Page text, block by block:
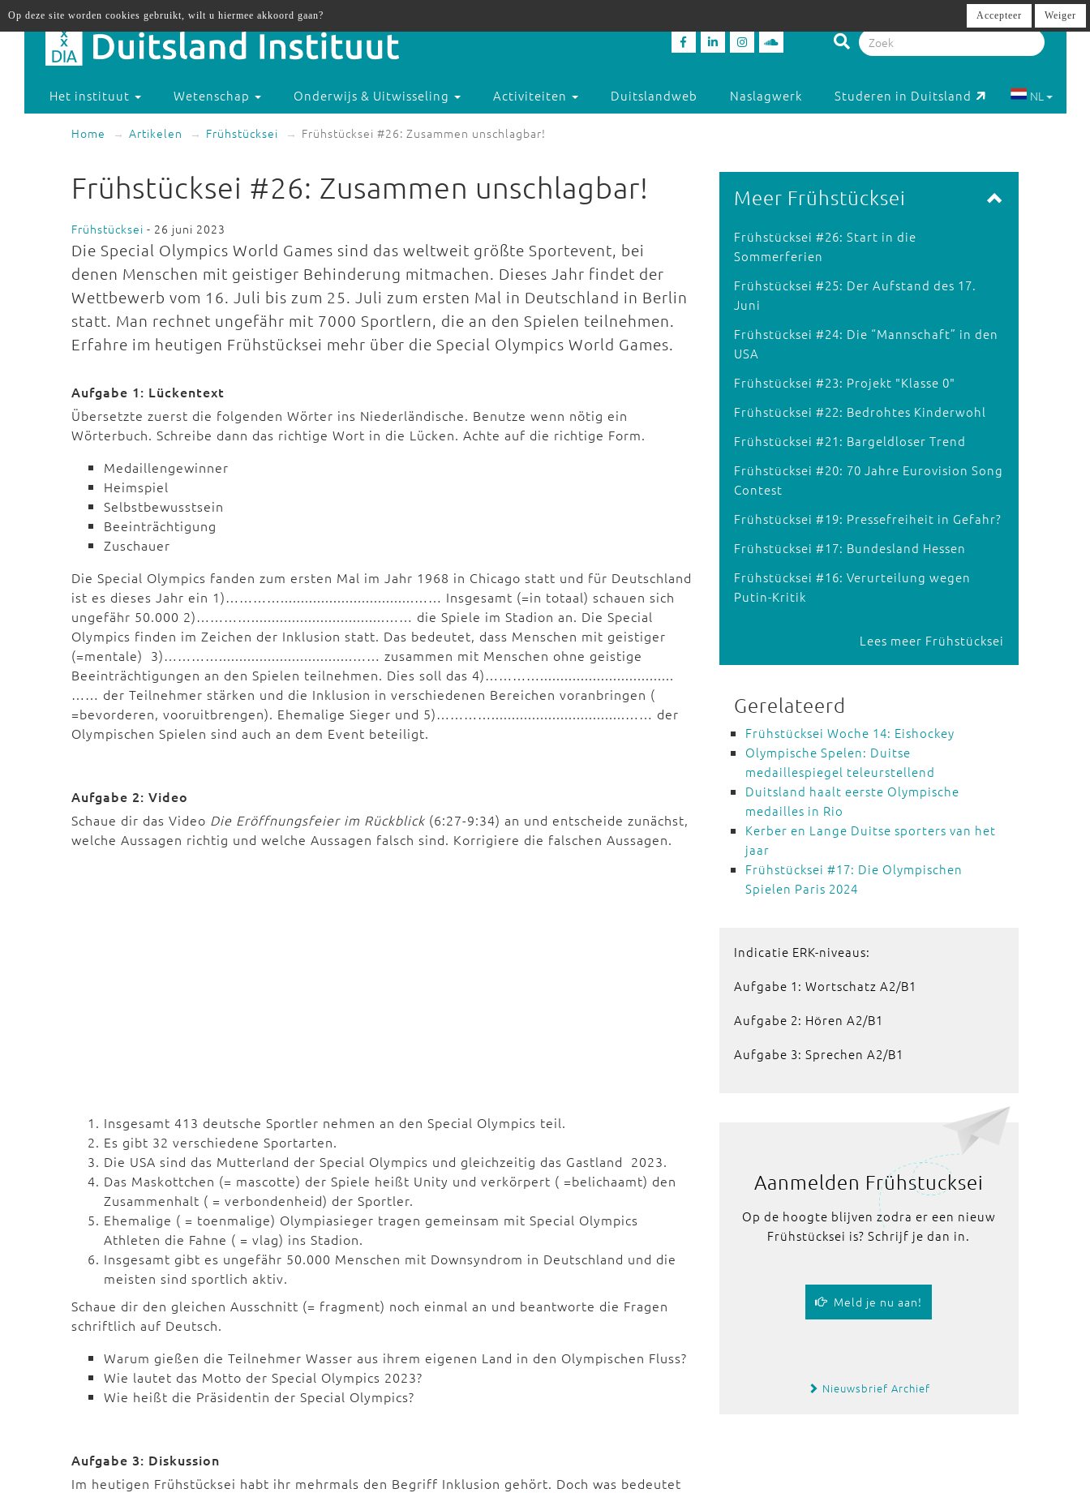
Het instituut Wetenschap Onderwijs & Uitwisseling Activiteiten Duitslandweb Naslagwerk Studeren in Duitsland NL
Home Artikelen Frühstücksei Frühstücksei #26: Zusammen unschlagbar!
Frühstücksei #26: Zusammen unschlagbar!
Frühstücksei - 26 juni 2023
Die Special Olympics World Games sind das weltweit größte Sportevent, bei
denen Menschen mit geistiger Behinderung mitmachen. Dieses Jahr findet der
Wettbewerb vom 16. Juli bis zum 25. Juli zum ersten Mal in Deutschland in Berlin
statt. Man rechnet ungefähr mit 7000 Sportlern, die an den Spielen teilnehmen.
Erfahre im heutigen Frühstücksei mehr über die Special Olympics World Games.
Aufgabe 1: Lückentext
Übersetzte zuerst die folgenden Wörter ins Niederländische. Benutze wenn nötig ein
Wörterbuch. Schreibe dann das richtige Wort in die Lücken. Achte auf die richtige Form.
Medaillengewinner
Heimspiel
Selbstbewusstsein
Beeinträchtigung
Zuschauer
Die Special Olympics fanden zum ersten Mal im Jahr 1968 in Chicago statt und für Deutschland
ist es dieses Jahr ein 1)………….................................…… Insgesamt (=in totaal) schauen sich
ungefähr 50.000 2)………….................................…… die Spiele im Stadion an. Die Special
Olympics finden im Zeichen der Inklusion statt. Das bedeutet, dass Menschen mit geistiger
(=mentale) 3)………….................................…… zusammen mit Menschen ohne geistige
Beeinträchtigungen an den Spielen teilnehmen. Dies soll das 4)………….................................
…… der Teilnehmer stärken und die Inklusion in verschiedenen Bereichen voranbringen (
=bevorderen, vooruitbrengen). Ehemalige Sieger und 5)………….................................…… der
Olympischen Spielen sind auch an dem Event beteiligt.
Aufgabe 2: Video
Schaue dir das Video Die Eröffnungsfeier im Rückblick (6:27-9:34) an und entscheide zunächst,
welche Aussagen richtig und welche Aussagen falsch sind. Korrigiere die falschen Aussagen.
Insgesamt 413 deutsche Sportler nehmen an den Special Olympics teil.
Es gibt 32 verschiedene Sportarten.
Die USA sind das Mutterland der Special Olympics und gleichzeitig das Gastland 2023.
Das Maskottchen (= mascotte) der Spiele heißt Unity und verkörpert ( =belichaamt) den
Zusammenhalt ( = verbondenheid) der Sportler.
Ehemalige ( = toenmalige) Olympiasieger tragen gemeinsam mit Special Olympics
Athleten die Fahne ( = vlag) ins Stadion.
Insgesamt gibt es ungefähr 50.000 Menschen mit Downsyndrom in Deutschland und die
meisten sind sportlich aktiv.
Schaue dir den gleichen Ausschnitt (= fragment) noch einmal an und beantworte die Fragen
schriftlich auf Deutsch.
Warum gießen die Teilnehmer Wasser aus ihrem eigenen Land in den Olympischen Fluss?
Wie lautet das Motto der Special Olympics 2023?
Wie heißt die Präsidentin der Special Olympics?
Aufgabe 3: Diskussion
Im heutigen Frühstücksei habt ihr mehrmals den Begriff Inklusion gehört. Doch was bedeutet
Meer Frühstücksei
Frühstücksei #26: Start in die
Sommerferien
Frühstücksei #25: Der Aufstand des 17.
Juni
Frühstücksei #24: Die “Mannschaft” in den
USA
Frühstücksei #23: Projekt "Klasse 0"
Frühstücksei #22: Bedrohtes Kinderwohl
Frühstücksei #21: Bargeldloser Trend
Frühstücksei #20: 70 Jahre Eurovision Song
Contest
Frühstücksei #19: Pressefreiheit in Gefahr?
Frühstücksei #17: Bundesland Hessen
Frühstücksei #16: Verurteilung wegen
Putin-Kritik
Lees meer Frühstücksei
Gerelateerd
Frühstücksei Woche 14: Eishockey
Olympische Spelen: Duitse
medaillespiegel teleurstellend
Duitsland haalt eerste Olympische
medailles in Rio
Kerber en Lange Duitse sporters van het
jaar
Frühstücksei #17: Die Olympischen
Spielen Paris 2024
Indicatie ERK-niveaus:
Aufgabe 1: Wortschatz A2/B1
Aufgabe 2: Hören A2/B1
Aufgabe 3: Sprechen A2/B1
Aanmelden Frühstucksei
Op de hoogte blijven zodra er een nieuw
Frühstücksei is? Schrijf je dan in.
Meld je nu aan!
Nieuwsbrief Archief
Op deze site worden cookies gebruikt, wilt u hiermee akkoord gaan? Accepteer Weiger